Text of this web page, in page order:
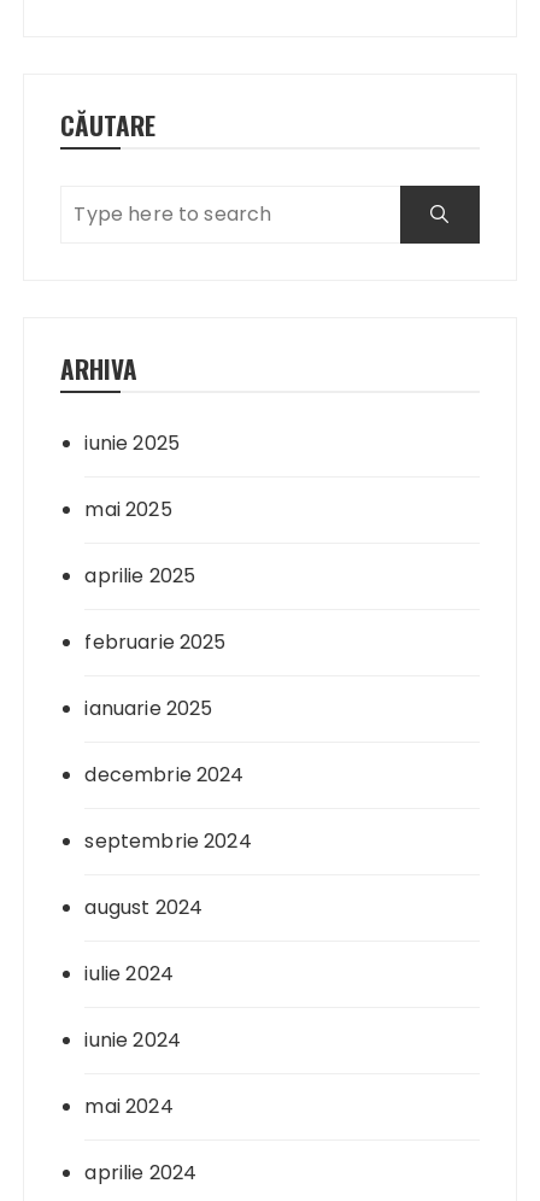
CĂUTARE
ARHIVA
iunie 2025
mai 2025
aprilie 2025
februarie 2025
ianuarie 2025
decembrie 2024
septembrie 2024
august 2024
iulie 2024
iunie 2024
mai 2024
aprilie 2024